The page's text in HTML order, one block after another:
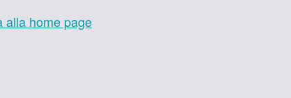
alla home page